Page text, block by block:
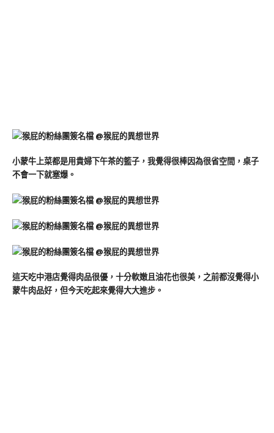
小蒙牛上菜都是用貴婦下午茶的籃子，我覺得很棒因為很省空間，桌子
不會一下就塞爆。
這天吃中港店覺得肉品很優，十分軟嫩且油花也很美，之前都沒覺得小
蒙牛肉品好，但今天吃起來覺得大大進步。